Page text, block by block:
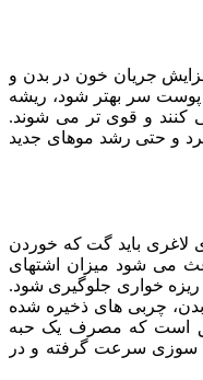
جریان خون در بدن و
سر بهتر شود، ریشه
کنند و قوی تر می شوند.
و حتی رشد موهای جدید
باید گت که خوردن
می شود میزان اشتهای
ریزه خواری جلوگیری شود.
چربی های ذخیره شده
است که مصرف یک حبه
سوزی سرعت گرفته و در